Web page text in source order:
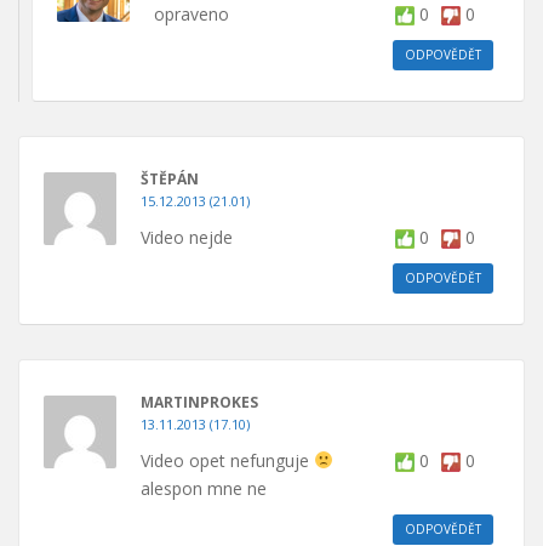
0 0
opraveno
ODPOVĚDĚT
ŠTĚPÁN
15.12.2013 (21.01)
0 0
Video nejde
ODPOVĚDĚT
MARTINPROKES
13.11.2013 (17.10)
0 0
Video opet nefunguje
alespon mne ne
ODPOVĚDĚT